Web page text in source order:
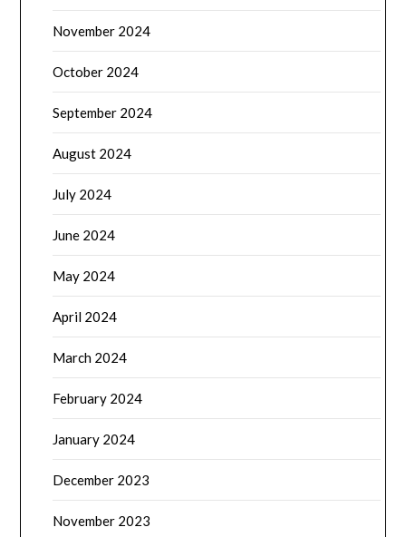
November 2024
October 2024
September 2024
August 2024
July 2024
June 2024
May 2024
April 2024
March 2024
February 2024
January 2024
December 2023
November 2023